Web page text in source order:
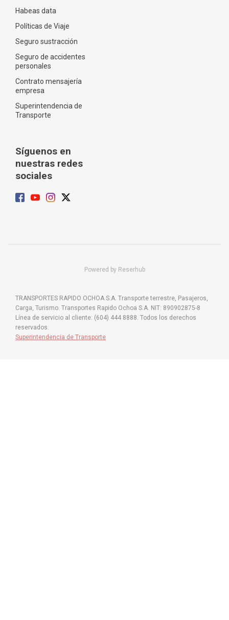
Habeas data
Políticas de Viaje
Seguro sustracción
Seguro de accidentes
personales
Contrato mensajería
empresa
Superintendencia de
Transporte
Síguenos en
nuestras redes
sociales
Powered by Reserhub
TRANSPORTES RAPIDO OCHOA S.A. Transporte terrestre, Pasajeros,
Carga, Turismo. Transportes Rapido Ochoa S.A. NIT: 890902875-8
Línea de servicio al cliente: (604) 444 8888. Todos los derechos
reservados.
Superintendencia de Transporte